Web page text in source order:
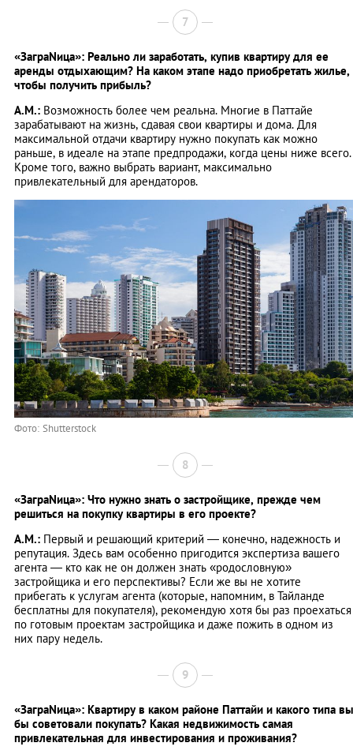
7
«ЗаграNица»: Реально ли заработать, купив квартиру для ее
аренды отдыхающим? На каком этапе надо приобретать жилье,
чтобы получить прибыль?
А.М.: Возможность более чем реальна. Многие в Паттайе
зарабатывают на жизнь, сдавая свои квартиры и дома. Для
максимальной отдачи квартиру нужно покупать как можно
раньше, в идеале на этапе предпродажи, когда цены ниже всего.
Кроме того, важно выбрать вариант, максимально
привлекательный для арендаторов.
Фото: Shutterstock
8
«ЗаграNица»: Что нужно знать о застройщике, прежде чем
решиться на покупку квартиры в его проекте?
А.М.: Первый и решающий критерий ― конечно, надежность и
репутация. Здесь вам особенно пригодится экспертиза вашего
агента — кто как не он должен знать «родословную»
застройщика и его перспективы? Если же вы не хотите
прибегать к услугам агента (которые, напомним, в Тайланде
бесплатны для покупателя), рекомендую хотя бы раз проехаться
по готовым проектам застройщика и даже пожить в одном из
них пару недель.
9
«ЗаграNица»: Квартиру в каком районе Паттайи и какого типа вы
бы советовали покупать? Какая недвижимость самая
привлекательная для инвестирования и проживания?